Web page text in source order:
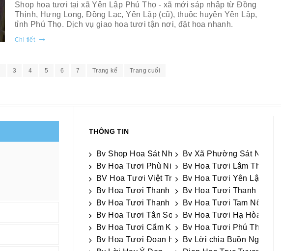
Shop hoa tươi tại xã Yên Lập Phú Thọ - xã mới sáp nhập từ Đồng
Thịnh, Hưng Long, Đồng Lạc, Yên Lập (cũ), thuộc huyện Yên Lập,
tỉnh Phú Thọ. Dịch vụ giao hoa tươi tận nơi, đặt hoa nhanh.
Chi tiết
3 4 5 6 7 Trang kế Trang cuối
THÔNG TIN
Bv Shop Hoa Sát Nhập
Bv Xã Phường Sát Nhập
Bv Hoa Tươi Phù Ninh
Bv Hoa Tươi Lâm Thao
BV Hoa Tươi Việt Trì
Bv Hoa Tươi Yên Lập
Bv Hoa Tươi Thanh ThủyBv Hoa Tươi Thanh Sơn
Bv Hoa Tươi Thanh Ba
Bv Hoa Tươi Tam Nông
Bv Hoa Tươi Tân Sơn
Bv Hoa Tươi Hạ Hòa
Bv Hoa Tươi Cẩm Khê
Bv Hoa Tươi Phú Thọ
Bv Hoa Tươi Đoan HùngBv Lời chia Buồn Ngắn gọn